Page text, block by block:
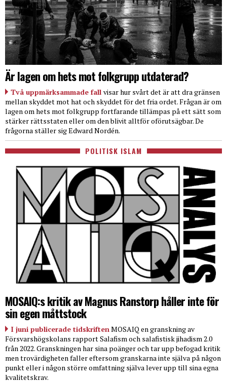
Är lagen om hets mot folkgrupp utdaterad?
Två uppmärksammade fall visar hur svårt det är att dra gränsen
mellan skyddet mot hat och skyddet för det fria ordet. Frågan är om
lagen om hets mot folkgrupp fortfarande tillämpas på ett sätt som
stärker rättsstaten eller om den blivit alltför oförutsägbar. De
frågorna ställer sig Edward Nordén.
POLITISK ISLAM
MOSAIQ:s kritik av Magnus Ranstorp håller inte för
sin egen måttstock
I juni publicerade tidskriftenMOSAIQ en granskning av
Försvarshögskolans rapport Salafism och salafistisk jihadism 2.0
från 2022. Granskningen har sina poänger och tar upp befogad kritik
men trovärdigheten faller eftersom granskarna inte själva på någon
punkt eller i någon större omfattning själva lever upp till sina egna
kvalitetskrav.